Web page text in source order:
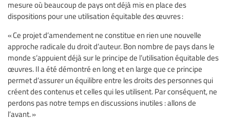
mesure où beaucoup de pays ont déjà mis en place des
dispositions pour une utilisation équitable des œuvres :
« Ce projet d’amendement ne constitue en rien une nouvelle
approche radicale du droit d’auteur. Bon nombre de pays dans le
monde s’appuient déjà sur le principe de l’utilisation équitable des
œuvres. Il a été démontré en long et en large que ce principe
permet d’assurer un équilibre entre les droits des personnes qui
créent des contenus et celles qui les utilisent. Par conséquent, ne
perdons pas notre temps en discussions inutiles : allons de
l’avant. »